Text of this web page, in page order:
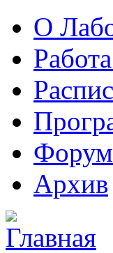
О
Форум
Архив